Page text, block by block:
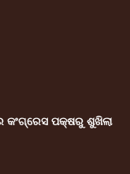
କଂଗ୍ରେସ ପକ୍ଷରୁ ଶୁଖିଲା